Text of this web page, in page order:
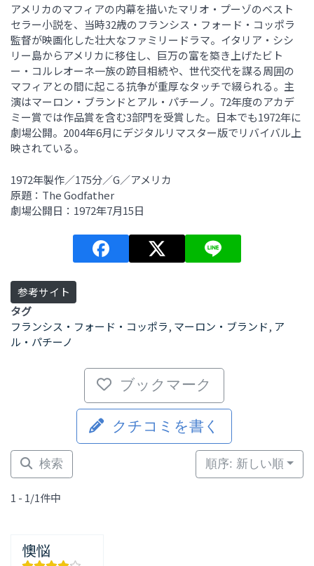
アメリカのマフィアの内幕を描いたマリオ・プーゾのベスト
セラー小説を、当時32歳のフランシス・フォード・コッポラ
監督が映画化した壮大なファミリードラマ。イタリア・シシ
リー島からアメリカに移住し、巨万の富を築き上げたビト
ー・コルレオーネ一族の跡目相続や、世代交代を謀る周囲の
マフィアとの間に起こる抗争が重厚なタッチで綴られる。主
演はマーロン・ブランドとアル・パチーノ。72年度のアカデ
ミー賞では作品賞を含む3部門を受賞した。日本でも1972年に
劇場公開。2004年6月にデジタルリマスター版でリバイバル上
映されている。
1972年製作／175分／G／アメリカ
原題：The Godfather
劇場公開日：1972年7月15日
参考サイト
タグ
フランシス・フォード・コッポラ, マーロン・ブランド, ア
ル・パチーノ
ブックマーク
クチコミを書く
検索
1 - 1/1件中
順序: 新しい順
懊悩